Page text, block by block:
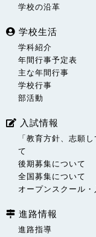
学校の沿革
学校生活
学科紹介
年間行事予定表
主な年間行事
学校行事
部活動
入試情報
「教育方針、志願
て
後期募集について
全国募集について
オープンスクール・
進路情報
進路指導